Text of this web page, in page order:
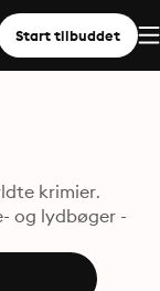
Start tilbuddet
krimier.
og lydbøger -